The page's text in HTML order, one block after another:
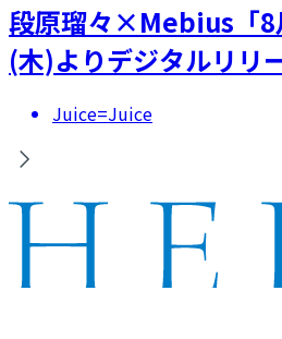
段原瑠々×Mebius「8
(木)よりデジタルリリ
Juice=Juice